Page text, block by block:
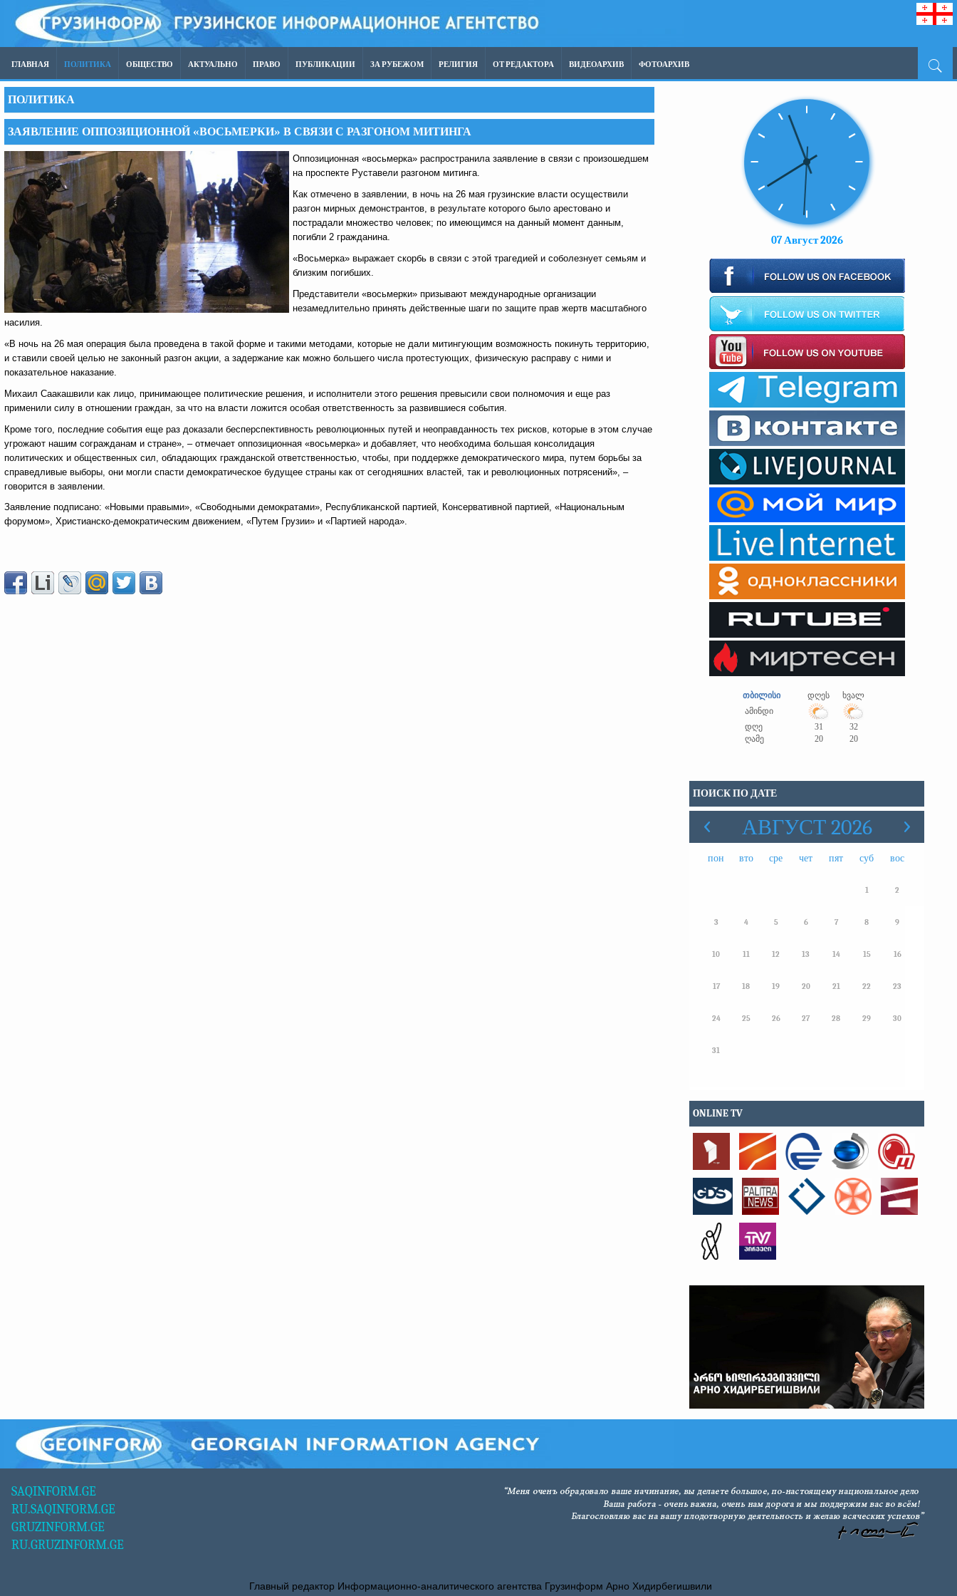
ГЛАВНАЯ ПОЛИТИКА ОБЩЕСТВО АКТУАЛЬНО ПРАВО ПУБЛИКАЦИИ ЗА РУБЕЖОМ РЕЛИГИЯ ОТ РЕДАКТОРА ВИДЕОАРХИВ ФОТОАРХИВ
ПОЛИТИКА
ЗАЯВЛЕНИЕ ОППОЗИЦИОННОЙ «ВОСЬМЕРКИ» В СВЯЗИ С РАЗГОНОМ МИТИНГА
Оппозиционная «восьмерка» распространила заявление в связи с произошедшем
на проспекте Руставели разгоном митинга.
Как отмечено в заявлении, в ночь на 26 мая грузинские власти осуществили
разгон мирных демонстрантов, в результате которого было арестовано и
пострадали множество человек; по имеющимся на данный момент данным,
погибли 2 гражданина.
«Восьмерка» выражает скорбь в связи с этой трагедией и соболезнует семьям и
близким погибших.
Представители «восьмерки» призывают международные организации
незамедлительно принять действенные шаги по защите прав жертв масштабного
насилия.
«В ночь на 26 мая операция была проведена в такой форме и такими методами, которые не дали митингующим возможность покинуть территорию,
и ставили своей целью не законный разгон акции, а задержание как можно большего числа протестующих, физическую расправу с ними и
показательное наказание.
Михаил Саакашвили как лицо, принимающее политические решения, и исполнители этого решения превысили свои полномочия и еще раз
применили силу в отношении граждан, за что на власти ложится особая ответственность за развившиеся события.
Кроме того, последние события еще раз доказали бесперспективность революционных путей и неоправданность тех рисков, которые в этом случае
угрожают нашим согражданам и стране», – отмечает оппозиционная «восьмерка» и добавляет, что необходима большая консолидация
политических и общественных сил, обладающих гражданской ответственностью, чтобы, при поддержке демократического мира, путем борьбы за
справедливые выборы, они могли спасти демократическое будущее страны как от сегодняшних властей, так и революционных потрясений», –
говорится в заявлении.
Заявление подписано: «Новыми правыми», «Свободными демократами», Республиканской партией, Консервативной партией, «Национальным
форумом», Христианско-демократическим движением, «Путем Грузии» и «Партией народа».
07 Август 2026
თბილისი დღეს
ხვალ
ამინდი
დღე
31
32
ღამე
20 20
ПОИСК ПО ДАТЕ
АВГУСТ 2026
пон вто сре чет пят суб вос
1 2
3 4 5 6 7 8 9
10 11 12 13 14 15 16
17 18 19 20 21 22 23
24 25 26 27 28 29 30
31
ONLINE TV
SAQINFORM.GE
RU.SAQINFORM.GE
GRUZINFORM.GE
RU.GRUZINFORM.GE
Главный редактор Информационно-аналитического агентства Грузинформ Арно Хидирбегишвили